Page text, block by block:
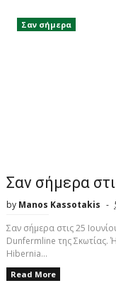
Σαν σήμερα
Σαν σήμερα
by Manos Kassotakis
Σαν σήμερα στις 25
Dunfermline της
Hibernia...
Read More